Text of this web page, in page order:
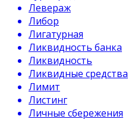
Левераж
Либор
Лигатурная
Ликвидность банка
Ликвидность
Ликвидные средства
Лимит
Листинг
Личные сбережения